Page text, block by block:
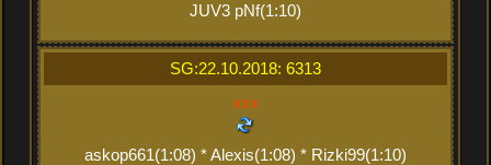
JUV3 pNf(1:10)
SG:22.10.2018: 6313
xxx
askop661(1:08) * Alexis(1:08) * Rizki99(1:10)